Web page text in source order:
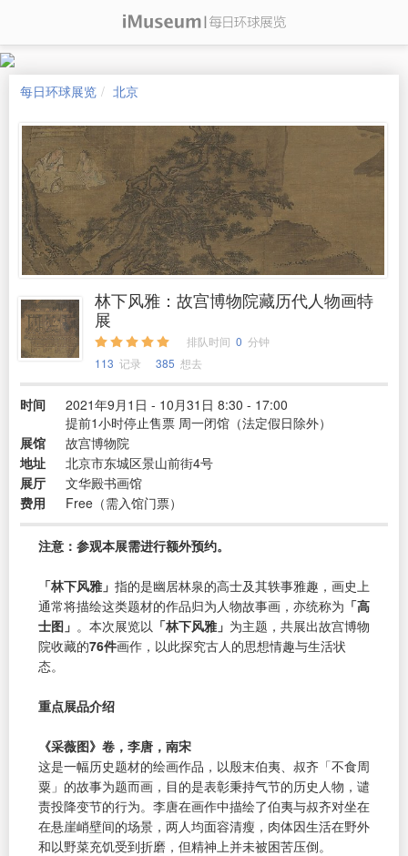
每日环球展览 北京
林下风雅：故宫博物院藏历代人物画特
展
排队时间 0 分钟
113 记录 385 想去
时间
2021年9月1日 - 10月31日 8:30 - 17:00
提前1小时停止售票 周一闭馆（法定假日除外）
展馆
故宫博物院
地址
北京市东城区景山前街4号
展厅
文华殿书画馆
费用
Free（需入馆门票）
注意：参观本展需进行额外预约。
「林下风雅」 指的是幽居林泉的高士及其轶事雅趣，画史上
通常将描绘这类题材的作品归为人物故事画，亦统称为 「高
士图」 。本次展览以 「林下风雅」 为主题，共展出故宫博物
院收藏的76件画作，以此探究古人的思想情趣与生活状
态。
重点展品介绍
《采薇图》卷，李唐，南宋
这是一幅历史题材的绘画作品，以殷末伯夷、叔齐「不食周
粟」的故事为题而画，目的是表彰秉持气节的历史人物，谴
责投降变节的行为。李唐在画作中描绘了伯夷与叔齐对坐在
在悬崖峭壁间的场景，两人均面容清瘦，肉体因生活在野外
和以野菜充饥受到折磨，但精神上并未被困苦压倒。